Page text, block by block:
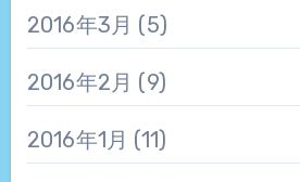
2016年3月 (5)
2016年2月 (9)
2016年1月 (11)